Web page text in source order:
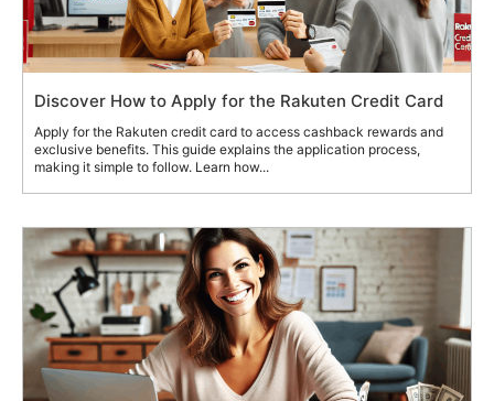
Discover How to Apply for the Rakuten Credit Card
Apply for the Rakuten credit card to access cashback rewards and
exclusive benefits. This guide explains the application process,
making it simple to follow. Learn how...